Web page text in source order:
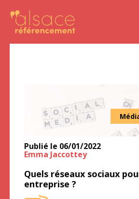
Alsace Référencement Le blog de
Publié le 06/01/2022
Emma Jaccottey
Quels réseaux sociaux
entreprise ?